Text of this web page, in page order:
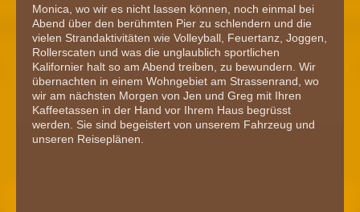
Monica, wo wir es nicht lassen können, noch einmal bei
Abend über den berühmten Pier zu schlendern und die
vielen Strandaktivitäten wie Volleyball, Feuertanz, Joggen,
Rollerscaten und was die unglaublich sportlichen
Kalifornier halt so am Abend treiben, zu bewundern. Wir
übernachten in einem Wohngebiet am Strassenrand, wo
wir am nächsten Morgen von Jen und Greg mit Ihren
Kaffeetassen in der Hand vor Ihrem Haus begrüsst
werden. Sie sind begeistert von unserem Fahrzeug und
unseren Reiseplänen.